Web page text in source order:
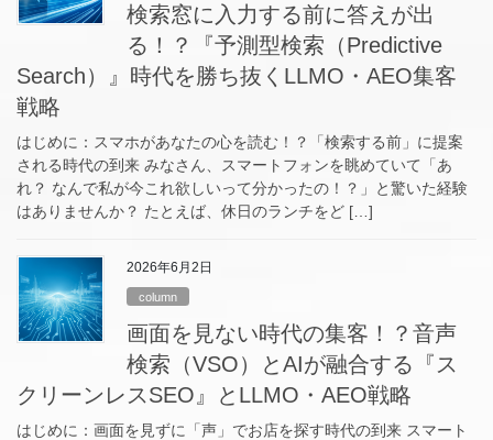
検索窓に入力する前に答えが出
る！？『予測型検索（Predictive
Search）』時代を勝ち抜くLLMO・AEO集客
戦略
はじめに：スマホがあなたの心を読む！？「検索する前」に提案
される時代の到来 みなさん、スマートフォンを眺めていて「あ
れ？ なんで私が今これ欲しいって分かったの！？」と驚いた経験
はありませんか？ たとえば、休日のランチをど […]
2026年6月2日
column
画面を見ない時代の集客！？音声
検索（VSO）とAIが融合する『ス
クリーンレスSEO』とLLMO・AEO戦略
はじめに：画面を見ずに「声」でお店を探す時代の到来 スマート